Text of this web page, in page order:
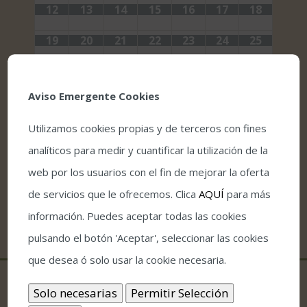
12 13 14 15 16 17 18
19 20 21 22 23 24 25
Aviso Emergente Cookies
Utilizamos cookies propias y de terceros con fines
analíticos para medir y cuantificar la utilización de la
web por los usuarios con el fin de mejorar la oferta
de servicios que le ofrecemos. ClicaAQUÍ para más
información. Puedes aceptar todas las cookies
pulsando el botón 'Aceptar', seleccionar las cookies
que desea ó solo usar la cookie necesaria.